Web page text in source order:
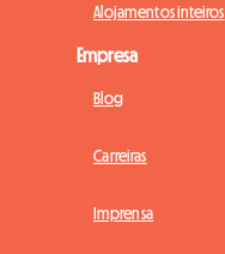
Alojamentos inteiros
Empresa
Blog
Carreiras
Imprensa